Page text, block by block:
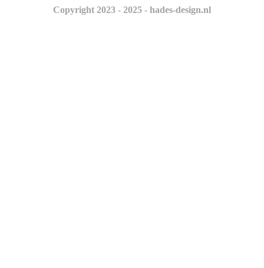
Copyright 2023 - 2025 - hades-design.nl